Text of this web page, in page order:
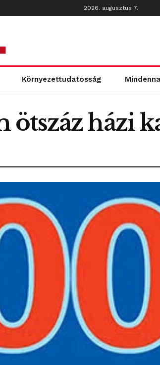
2026. augusztus 7.
Környezettudatosság
ötszáz házi